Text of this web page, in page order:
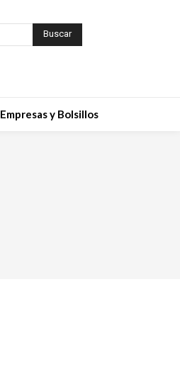
Buscar
Empresas y Bolsillos